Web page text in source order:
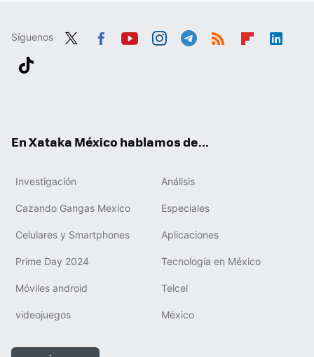
Síguenos
En Xataka México hablamos de...
Investigación Análisis
Cazando Gangas Mexico Especiales
Celulares y Smartphones Aplicaciones
Prime Day 2024 Tecnología en México
Móviles android Telcel
videojuegos México